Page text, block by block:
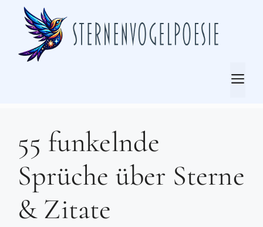
Zum
Inhalt
springen
55 funkelnde
Sprüche über Sterne
& Zitate